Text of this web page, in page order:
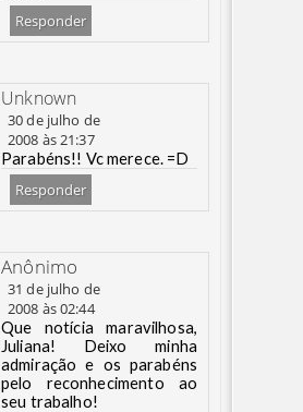
Responder
Unknown
30 de julho de
2008 às 21:37
Parabéns!! Vc merece. =D
Responder
Anônimo
31 de julho de
2008 às 02:44
Que notícia maravilhosa,
Juliana! Deixo minha
admiração e os parabéns
pelo reconhecimento ao
seu trabalho!